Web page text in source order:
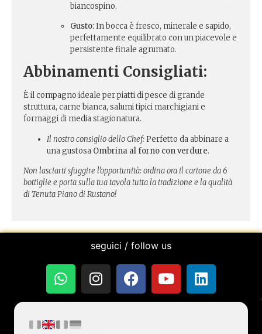
biancospino.
Gusto:In bocca è fresco, minerale e sapido,
perfettamente equilibrato con un piacevole e
persistente finale agrumato.
Abbinamenti Consigliati:
È il compagno ideale per piatti di pesce di grande
struttura, carne bianca, salumi tipici marchigiani e
formaggi di media stagionatura.
Il nostro consiglio dello Chef:Perfetto da abbinare a
una gustosa Ombrina al forno con verdure.
Non lasciarti sfuggire l’opportunità: ordina ora il cartone da 6
bottiglie e porta sulla tua tavola tutta la tradizione e la qualità
di Tenuta Piano di Rustano!
seguici / follow us